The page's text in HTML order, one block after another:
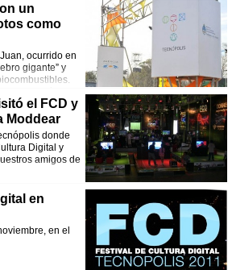
un
como
ocurrido en
gigante” y
el FCD y
Moddear
donde
Digital y
amigos de
en
en el